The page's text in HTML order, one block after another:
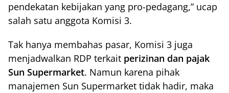
pendekatan kebijakan yang pro-pedagang,” ucap
salah satu anggota Komisi 3.
Tak hanya membahas pasar, Komisi 3 juga
menjadwalkan RDP terkait perizinan dan pajak
Sun Supermarket. Namun karena pihak
manajemen Sun Supermarket tidak hadir, maka